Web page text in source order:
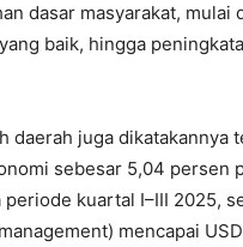
dasar masyarakat, mulai
baik, hingga
juga dikatakannya
sebesar 5,04 persen
kuartal I–III 2025,
mencapai